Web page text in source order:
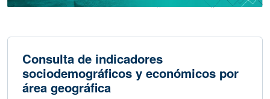
Consulta de indicadores
sociodemográficos y económicos por
área geográfica